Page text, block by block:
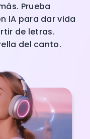
Prueba
IA para dar vida
de letras.
del canto.